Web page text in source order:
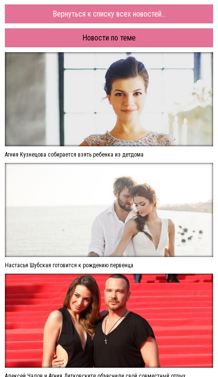
Вернуться к списку всех новостей...
Новости по теме
Агния Кузнецова собирается взять ребенка из детдома
Настасья Шубская готовится к рождению первенца